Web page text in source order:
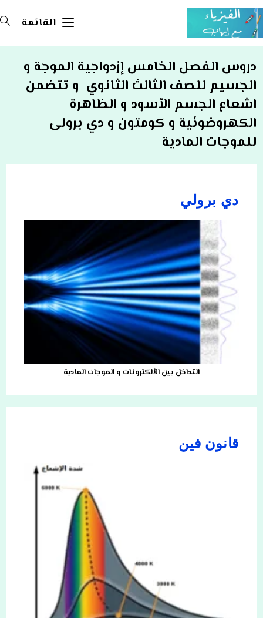
Skip
to
content
القائمة
دروس الفصل الخامس إزدواجية الموجة و
الجسيم للصف الثالث الثانوي و تتضمن
اشعاع الجسم الأسود و الظاهرة
الكهروضوئية و كومتون و دي برولى
للموجات المادية
دي برولي
التداخل بين الألكترونات و الموجات المادية
قانون فين